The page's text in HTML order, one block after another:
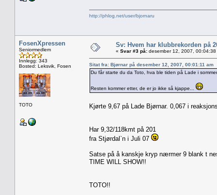
http://phlog.net/user/bjornaru
FosenXpressen
Seniormedlem
Innlegg: 343
Bosted: Leksvik, Fosen
TOTO
Sv: Hvem har klubbrekorden på
« Svar #3 på: desember 12, 2007, 00:04:38
Sitat fra: Bjørnar på desember 12, 2007, 00:01:11 am
Du får starte du da Toto, hva ble tiden på Lade i
Resten kommer etter, de er jo ikke så kjappe...
Kjørte 9,67 på Lade Bjørnar. 0,067 i
Har 9,32/118kmt på 201
fra Stjørdal`n i Juli 07
Satse på å kanskje kryp nærmer 9 blank t
TIME WILL SHOW!!
TOTO!!